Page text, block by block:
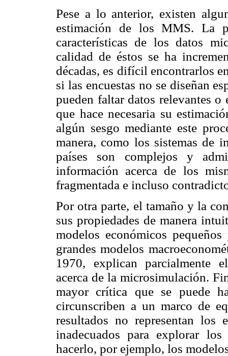
Pese a lo anterior, existen
estimación de los MMS. La
características de los datos
calidad de éstos se ha
décadas, es difícil encontrarlos
si las encuestas no se diseñan
pueden faltar datos relevantes o
que hace necesaria su
algún sesgo mediante este
manera, como los sistemas de
países son complejos y
información acerca de los
fragmentada e incluso
Por otra parte, el tamaño y la
sus propiedades de manera
modelos económicos
grandes modelos
1970, explican parcialmente
acerca de la microsimulación.
mayor crítica que se puede
circunscriben a un marco de
resultados no representan los
inadecuados para explorar
hacerlo, por ejemplo, los